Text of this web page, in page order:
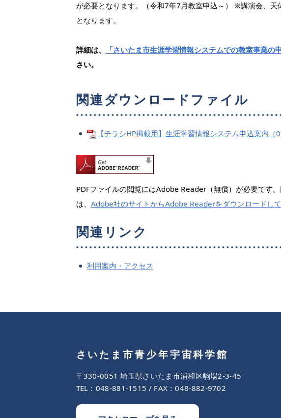
が必要となります。（令和7年7月教室申込～） ※講演会、天
となります。
詳細は、 「さいたま市生涯学習情報システムでの教室事業の
さい。
関連ダウンロードファイル
【チラシHP掲載用】生涯学習情報システム申込案内（
PDFファイルの閲覧にはAdobe Reader（無償）が必要です
は、 Adobe社のサイトからAdobe Readerをダウンロードして
関連リンク
利用案内・アクセス
さいたま市青少年宇宙科学館
〒330-0051 埼玉県さいたま市浦和区駒場2-3-45
TEL： 048-881-1515 / FAX：048-882-9702